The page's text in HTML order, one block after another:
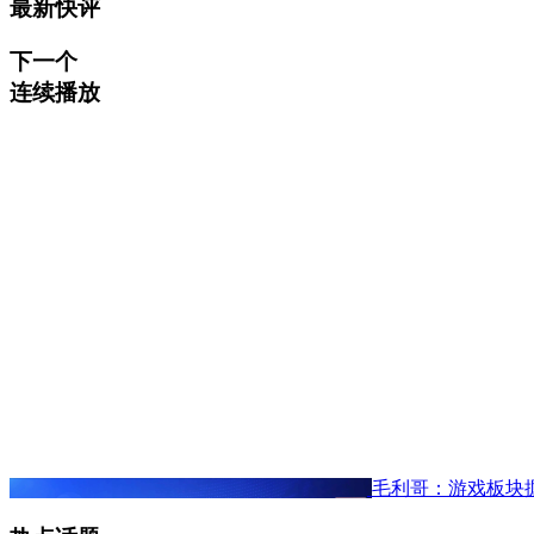
最新快评
下一个
连续播放
毛利哥：游戏板块